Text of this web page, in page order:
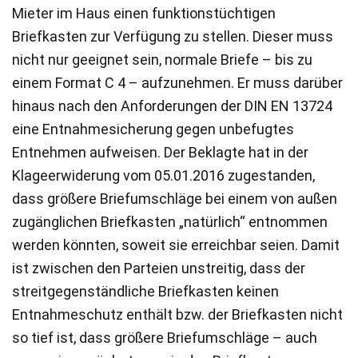
Mieter im Haus einen funktionstüchtigen
Briefkasten zur Verfügung zu stellen. Dieser muss
nicht nur geeignet sein, normale Briefe – bis zu
einem Format C 4 – aufzunehmen. Er muss darüber
hinaus nach den Anforderungen der DIN EN 13724
eine Entnahmesicherung gegen unbefugtes
Entnehmen aufweisen. Der Beklagte hat in der
Klageerwiderung vom 05.01.2016 zugestanden,
dass größere Briefumschläge bei einem von außen
zugänglichen Briefkasten „natürlich“ entnommen
werden könnten, soweit sie erreichbar seien. Damit
ist zwischen den Parteien unstreitig, dass der
streitgegenständliche Briefkasten keinen
Entnahmeschutz enthält bzw. der Briefkasten nicht
so tief ist, dass größere Briefumschläge – auch